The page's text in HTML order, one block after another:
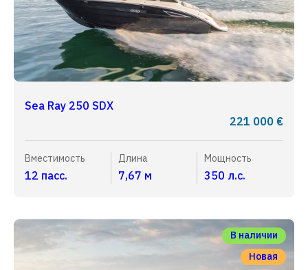
Sea Ray 250 SDX
221 000 €
Вместимость
12 пасс.
Длина
7,67 м
Мощность
350 л.с.
В наличии
Новая